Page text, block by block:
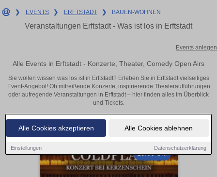
Alle Cookies akzeptieren Alle Cookies ablehnen
Einstellungen Datenschutzerklärung
❯ EVENTS ❯ ERFTSTADT ❯ BAUEN-WOHNEN
Veranstaltungen Erftstadt - Was ist los in Erftstadt
Events anlegen
Alle Events in Erftstadt - Konzerte, Theater, Comedy Open Airs
Sie wollen wissen was los ist in Erftstadt? Erleben Sie in Erftstadt vielseitiges
Event-Angebot! Ob mitreißende Konzerte, inspirierende Theateraufführungen
oder aufregende Veranstaltungen in Erftstadt – hier finden alles im Überblick
und Tickets.
19:00 Uhr